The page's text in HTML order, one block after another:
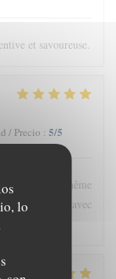
lo
et savoureuse.
/ Precio : 5/5
et frais même
poivrons verts avec